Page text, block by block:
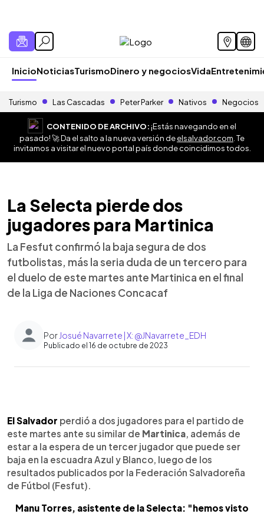
InicioNoticiasTurismoDinero y negociosVida
Turismo Las Cascadas Peter Parker Nativos Negocios
CONTENIDO DE ARCHIVO:¡Estás navegando en el
pasado! 🚀 Da el salto a la nueva versión deelsalvador.com . Te
invitamos a visitar el nuevo portal país donde coincidimos todos.
La Selecta pierde dos
jugadores para Martinica
La Fesfut confirmó la baja segura de dos
futbolistas, más la seria duda de un tercero para
el duelo de este martes ante Martinica en el final
de la Liga de Naciones Concacaf
Por Josué Navarrete | X: @JNavarrete_EDH
Publicado el 16 de octubre de 2023
Escuchar artículo
El Salvador perdió a dos jugadores para el partido de
este martes ante su similar de Martinica, además de
estar a la espera de un tercer jugador que puede ser
baja en la escuadra Azul y Blanco, luego de los
resultados publicados por la Federación Salvadoreña
de Fútbol (Fesfut).
Manu Torres, asistente de la Selecta: "hemos visto